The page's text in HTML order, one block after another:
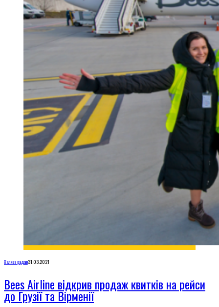
Халява радар31.03.2021
Bees Airline відкрив продаж квитків на рейси
до Грузії та Вірменії